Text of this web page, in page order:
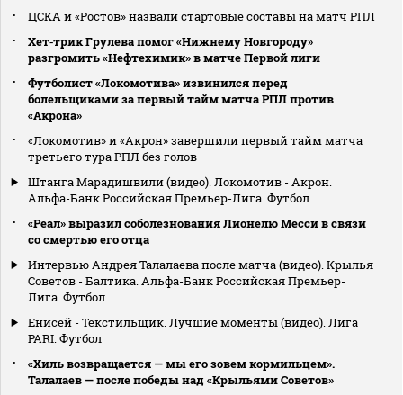
ЦСКА и «Ростов» назвали стартовые составы на матч РПЛ
Хет‑трик Грулева помог «Нижнему Новгороду»
разгромить «Нефтехимик» в матче Первой лиги
Футболист «Локомотива» извинился перед
болельщиками за первый тайм матча РПЛ против
«Акрона»
«Локомотив» и «Акрон» завершили первый тайм матча
третьего тура РПЛ без голов
Штанга Марадишвили (видео). Локомотив - Акрон.
Альфа-Банк Российская Премьер-Лига. Футбол
«Реал» выразил соболезнования Лионелю Месси в связи
со смертью его отца
Интервью Андрея Талалаева после матча (видео). Крылья
Советов - Балтика. Альфа-Банк Российская Премьер-
Лига. Футбол
Енисей - Текстильщик. Лучшие моменты (видео). Лига
PARI. Футбол
«Хиль возвращается — мы его зовем кормильцем».
Талалаев — после победы над «Крыльями Советов»